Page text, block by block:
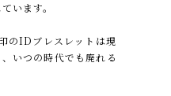
います。
のIDブレスレットは現
いつの時代でも廃れる